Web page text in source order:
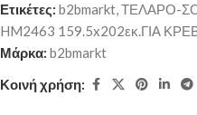
Ετικέτες: b2bmarkt ΤΕΛΑΡΟ-
HM2463 159.5x202εκ.ΓΙΑ
Μάρκα: b2bmarkt
Κοινή χρήση: